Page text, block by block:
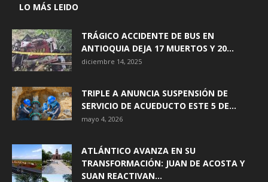
LO MÁS LEIDO
TRÁGICO ACCIDENTE DE BUS EN
ANTIOQUIA DEJA 17 MUERTOS Y 20...
diciembre 14, 2025
TRIPLE A ANUNCIA SUSPENSIÓN DE
SERVICIO DE ACUEDUCTO ESTE 5 DE...
mayo 4, 2026
ATLÁNTICO AVANZA EN SU
TRANSFORMACIÓN: JUAN DE ACOSTA Y
SUAN REACTIVAN...